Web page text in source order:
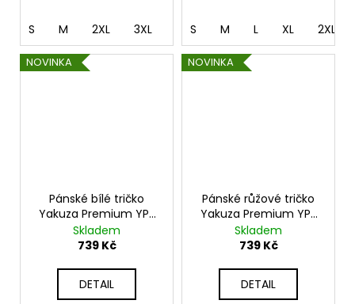
S M 2XL 3XL 4XL 5XL
S M L XL 2XL
NOVINKA
Pánské bílé tričko
Yakuza Premium YPS
4005 – Hidden Crusher
Skladem
739 Kč
DETAIL
NOVINKA
Pánské růžové tričko
Yakuza Premium YPS
4004 – Chop by Chop
Skladem
739 Kč
DETAIL